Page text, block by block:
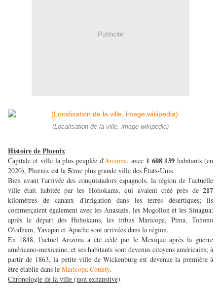
Publicité
(Localisation de la ville, image wikipedia)
Histoire de Phœnix
Capitale et ville la plus peuplée d'Arizona, avec 1 608 139 habitants (en
2020), Phœnix est la 5ème plus grande ville des États-Unis.
Bien avant l'arrivée des conquistadors espagnols, la région de l'actuelle
ville était habitée par les Hohokams, qui avaient créé près de 217
kilomètres de canaux d'irrigation dans les terres désertiques; ils
commerçaient également avec les Anasazis, les Mogollon et les Sinagua;
après le départ des Hohokams, les tribus Maricopa, Pima, Tohono
O'odham, Yavapai et Apache sont arrivées dans la région.
En 1848, l'actuel Arizona a été cédé par le Mexique après la guerre
américano-mexicaine, et ses habitants sont devenus citoyens américains; à
partir de 1863, la petite ville de Wickenburg est devenue la première à
être établie dans le Maricopa County.
Chronologie de la ville (non exhaustive)